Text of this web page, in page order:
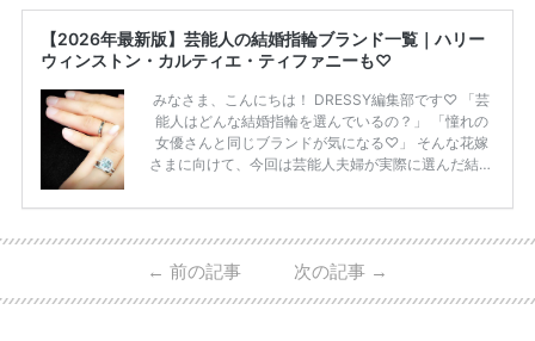
【2026年最新版】芸能人の結婚指輪ブランド一覧｜ハリー
ウィンストン・カルティエ・ティファニーも♡
みなさま、こんにちは！ DRESSY編集部です♡ 「芸
能人はどんな結婚指輪を選んでいるの？」 「憧れの
女優さんと同じブランドが気になる♡」 そんな花嫁
さまに向けて、今回は芸能人夫婦が実際に選んだ結婚
ーウィンストンやカルティエ、ティファニーなど世界
日本で人気のブランドまで幅広くご紹介。 さらに、
・愛用している芸能人夫婦 ・リングの特徴や魅力 ・
← 前の記事 次の記事 →